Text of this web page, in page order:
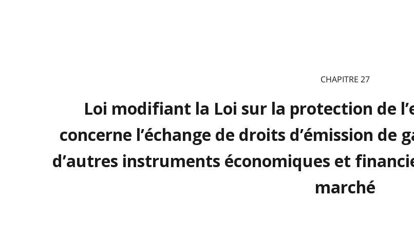
CHAPITRE 27
Loi modifiant la Loi sur la protection de
concerne l’échange de droits d’émission de
d’autres instruments économiques et
marché